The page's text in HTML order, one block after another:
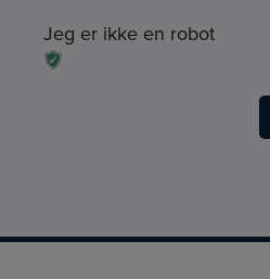
Jeg er ikke en robot